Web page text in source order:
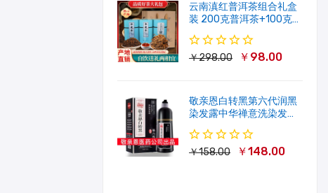
云南滇红普洱茶组合礼盒
装 200克普洱茶+100克滇
红茶
￥298.00 ￥98.00
敬亲恩白转黑第六代润黑
染发露中华禅意洗染发剂
一洗就黑500ml
￥158.00 ￥148.00